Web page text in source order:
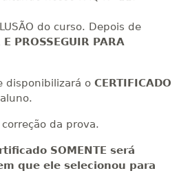
do curso. Depois de
PROSSEGUIR PARA
disponibilizará o CERTIFICADO
da prova.
SOMENTE será
que ele selecionou para